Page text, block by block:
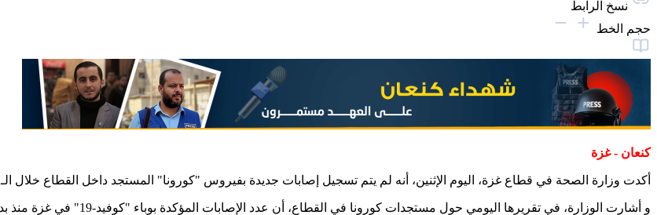
نسخ الرابط
حجم الخط
كنعان - غزة
أكدت وزارة الصحة في قطاع غزة، اليوم الإثنين، أنه لم يتم تسجيل إصابات جديدة بفيروس "كورونا" المستجد داخل القطاع خلال الـ 24 ساعة الماضية.
و أشارت الوزارة، في تقريرها اليومي حول مستجدات كورونا في القطاع، أن عدد الإصابات المؤكدة بوباء "كوفيد-19" في غزة منذ بدء رصد المرض 78 حالة تعافى منها 70.